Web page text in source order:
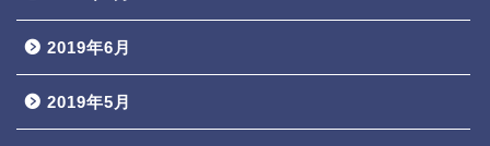
2019年6月
2019年5月